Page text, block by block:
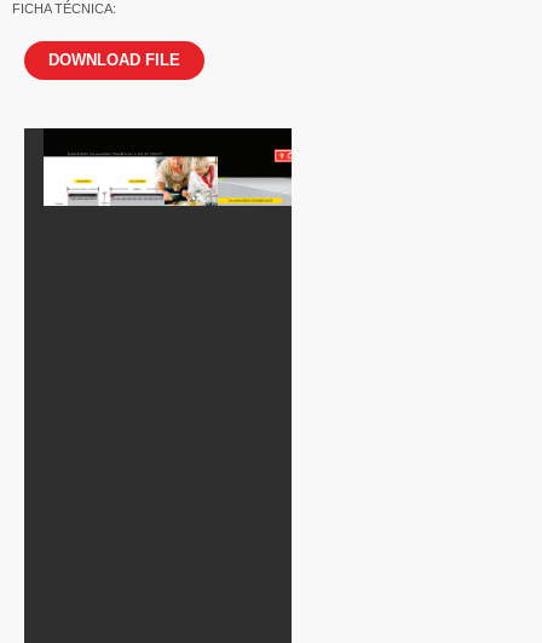
FICHA TÉCNICA:
DOWNLOAD FILE